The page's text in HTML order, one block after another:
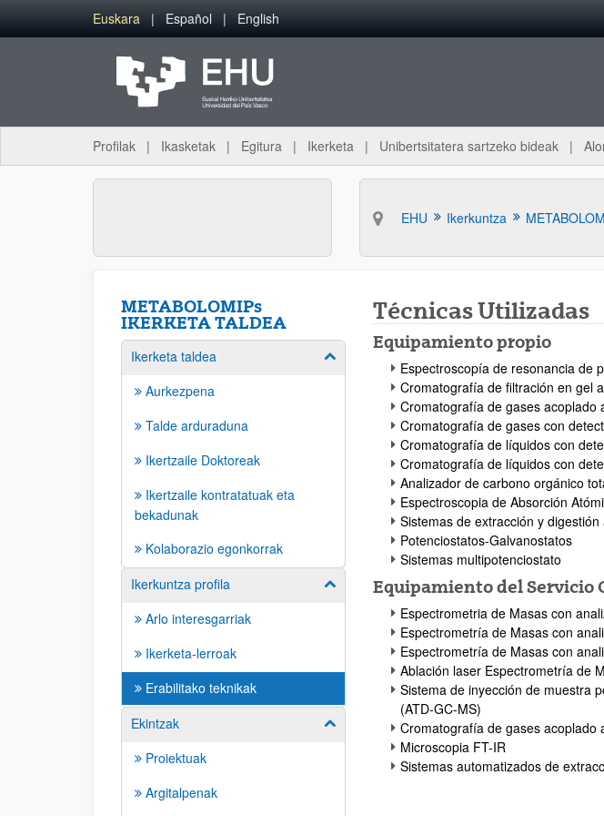
Eduki nagusira joan
Euskara Español English
Profilak Ikasketak Egitura Ikerketa Unibertsitatera sartzeko bideak
EHU Ikerkuntza
METABOLOMIPs
IKERKETA TALDEA
Ikerketa taldea Erakutsi/izkutatu azpiorriak
Aurkezpena
Talde arduraduna
Ikertzaile Doktoreak
Ikertzaile kontratatuak eta
bekadunak
Kolaborazio egonkorrak
Ikerkuntza profila
Erakutsi/izkutatu azpiorriak
Arlo interesgarriak
Ikerketa-lerroak
Erabilitako teknikak
Ekintzak
Erakutsi/izkutatu azpiorriak
Proiektuak
Argitalpenak
Técnicas Utilizadas
Equipamiento propio
Espectroscopía de resonancia de
Cromatografía de filtración en gel
Cromatografía de gases acoplado
Cromatografía de gases con
Cromatografía de líquidos con
Cromatografía de líquidos con
Analizador de carbono orgánico
Espectroscopia de Absorción
Sistemas de extracción y
Potenciostatos-Galvanostatos
Sistemas multipotenciostato
Equipamiento del Servicio
Espectrometria de Masas con
Espectrometría de Masas con
Espectrometría de Masas con
Ablación laser Espectrometría de
Sistema de inyección de muestra
(ATD-GC-MS)
Cromatografía de gases acoplado
Microscopia FT-IR
Sistemas automatizados de